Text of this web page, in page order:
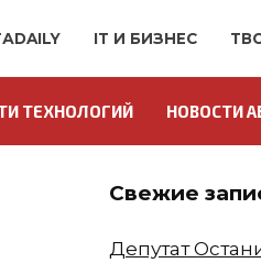
IT И БИЗНЕС
ТЕХНОЛОГИЙ НОВОСТИ
Свежие
Депутат